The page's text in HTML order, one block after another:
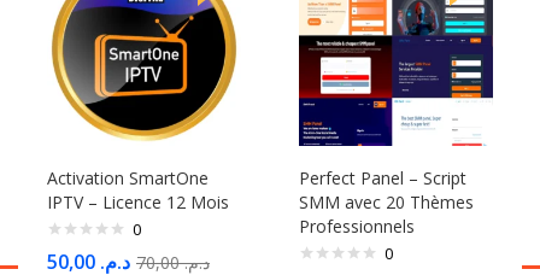
Activation SmartOne
IPTV – Licence 12 Mois
0
د.م. د.م.70,00
Perfect Panel – Script
SMM avec 20 Thèmes
Professionnels
0